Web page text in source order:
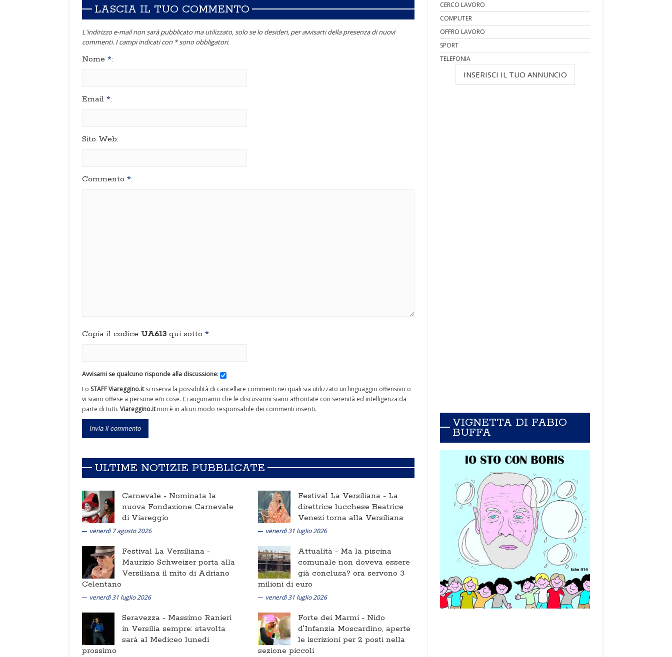
LASCIA IL TUO COMMENTO
L'indirizzo e-mail non sarà pubblicato ma utilizzato, solo se lo desideri, per avvisarti della presenza di nuovi
commenti. I campi indicati con * sono obbligatori.
Nome *:
Email *:
Sito Web:
Commento *:
Copia il codice UA613 qui sotto *:
Avvisami se qualcuno risponde alla discussione:
Lo STAFF Viareggino.itsi riserva la possibilità di cancellare commenti nei quali sia utilizzato un linguaggio offensivo o
vi siano offese a persone e/o cose. Ci auguriamo che le discussioni siano affrontate con serenità ed intelligenza da
parte di tutti. Viareggino.itnon è in alcun modo responsabile dei commenti inseriti.
ULTIME NOTIZIE PUBBLICATE
Carnevale - Nominata la
nuova Fondazione Carnevale
di Viareggio
venerdì 7 agosto 2026
Festival La Versiliana - La
direttrice lucchese Beatrice
Venezi torna alla Versiliana
venerdì 31 luglio 2026
Festival La Versiliana -
Maurizio Schweizer porta alla
Versiliana il mito di Adriano
Celentano
venerdì 31 luglio 2026
Attualità - Ma la piscina
comunale non doveva essere
già conclusa? ora servono 3
milioni di euro
venerdì 31 luglio 2026
Seravezza - Massimo Ranieri
in Versilia sempre: stavolta
sarà al Mediceo lunedi
prossimo
Forte dei Marmi - Nido
d'Infanzia Moscardino, aperte
le iscrizioni per 2 posti nella
sezione piccoli
CERCO LAVORO
COMPUTER
OFFRO LAVORO
SPORT
TELEFONIA
INSERISCI IL TUO ANNUNCIO
VIGNETTA DI FABIO
BUFFA